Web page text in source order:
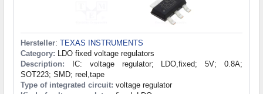
Hersteller: TEXAS INSTRUMENTS
Category: LDO fixed voltage regulators
Description: IC: voltage regulator; LDO,fixed; 5V; 0.8A;
SOT223; SMD; reel,tape
Type of integrated circuit: voltage regulator